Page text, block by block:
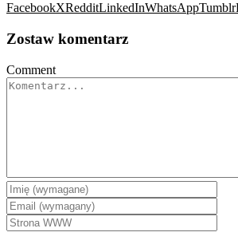
FacebookXRedditLinkedInWhatsAppTumblr
Zostaw komentarz
Comment